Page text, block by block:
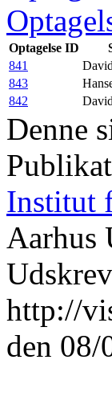
Optagelse ID
841
843
842
Denne
Institut
Aarhus
http://
den 08/